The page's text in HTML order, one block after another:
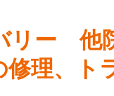
ー 他
修理、ト